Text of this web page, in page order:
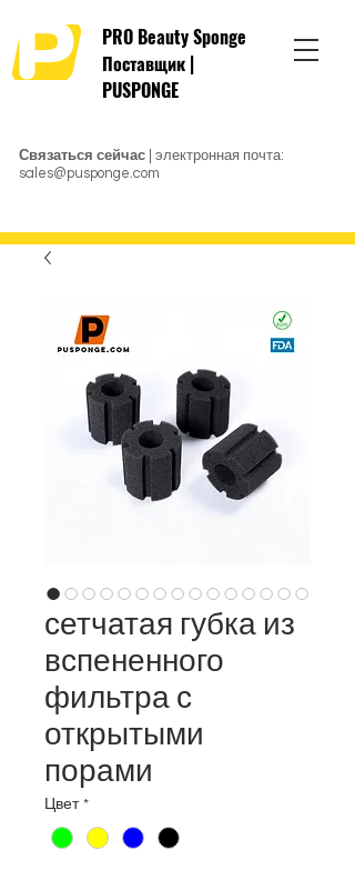
Связаться сейчас | электронная почта:
sales@pusponge.com
PRO Beauty Sponge
Поставщик |
PUSPONGE
сетчатая губка из
вспененного
фильтра с
открытыми
порами
Цвет *